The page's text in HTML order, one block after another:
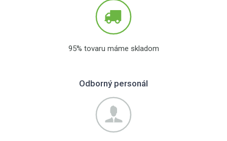
95% tovaru máme skladom
Odborný personál